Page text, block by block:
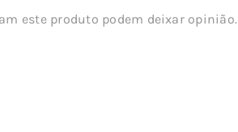
este produto podem deixar opinião.